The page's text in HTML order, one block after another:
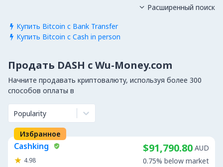
 Купить Bitcoin с Bank Transfer
 Купить Bitcoin с Cash in person
 Расширенный поиск
Продать DASH с Wu-Money.com
Начните продавать криптовалюту, используя более 300
способов оплаты в
Popularity
Избранное
Cashking
4.98
$91,790.80 AUD
0.75% below market